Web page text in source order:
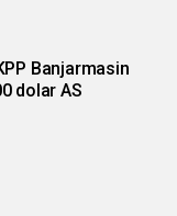
Banjarmasin
dolar AS